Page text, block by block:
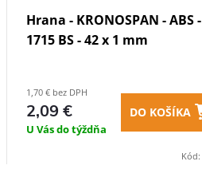
Hrana - KRONOSPAN - ABS -
1715 BS - 42 x 1 mm
1,70 € bez DPH
2,09 €
U Vás do týždňa
DO KOŠÍKA
Kód: